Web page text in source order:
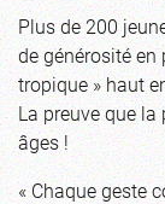
Plus de 200
de générosité
tropique » haut
La preuve que
âges !
« Chaque geste